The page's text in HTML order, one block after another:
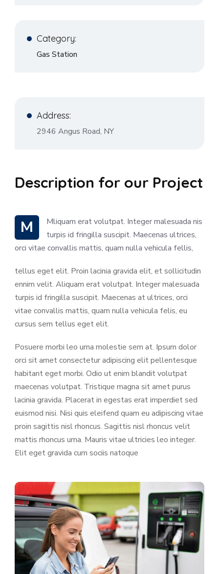
Category:
Gas Station
Address:
2946 Angus Road, NY
Description for our Project
M Mliquam erat volutpat. Integer malesuada nis
turpis id fringilla suscipit. Maecenas ultrices,
orci vitae convallis mattis, quam nulla vehicula fellis,
tellus eget elit. Proin lacinia gravida elit, et sollicitudin
ennim velit. Aliquam erat volutpat. Integer malesuada
turpis id fringilla suscipit. Maecenas at ultrices, orci
vitae convallis mattis, quam nulla vehicula felis, eu
cursus sem tellus eget elit.
Posuere morbi leo urna molestie sem at. Ipsum dolor
orci sit amet consectetur adipiscing elit pellentesque
habitant eget morbi. Odio ut enim blandit volutpat
maecenas volutpat. Tristique magna sit amet purus
lacinia gravida. Placerat in egestas erat imperdiet sed
euismod nisi. Nisi quis eleifend quam eu adipiscing vitae
proin sagittis nisl rhoncus. Sagittis nisl rhoncus velit
mattis rhoncus urna. Mauris vitae ultricies leo integer.
Elit eget gravida cum sociis natoque